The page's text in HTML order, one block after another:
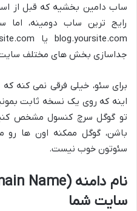
رایج ترین ساب دومینه،
جداسازی بخش های مختلف سایت
اینه که روی یک نسخه ثابت
تو گوگل سرچ کنسول مشخص
باشن، گوگل ممکنه اون ها رو
سئوتون خوب نیست.
سایت شما